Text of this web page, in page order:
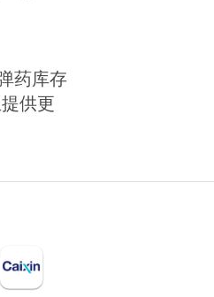
药库存
供更